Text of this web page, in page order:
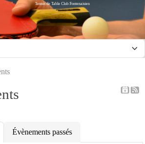
Tennis de Table Club Fontenaisien
Évènements passés